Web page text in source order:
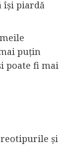
își piardă
puțin
poate fi mai
și